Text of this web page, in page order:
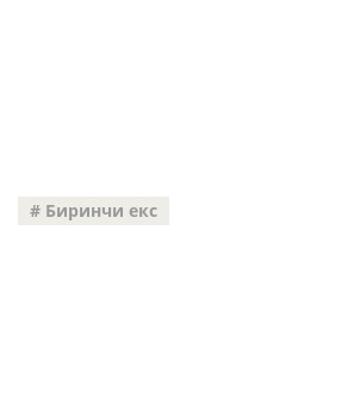
Биринчи екс